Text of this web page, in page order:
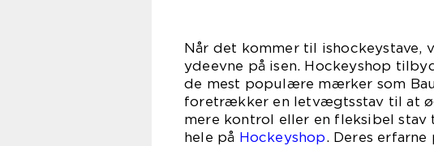
Når det kommer til ishockeystave,
ydeevne på isen. Hockeyshop
de mest populære mærker som
foretrækker en letvægtsstav til at
mere kontrol eller en fleksibel
hele på Hockeyshop. Deres